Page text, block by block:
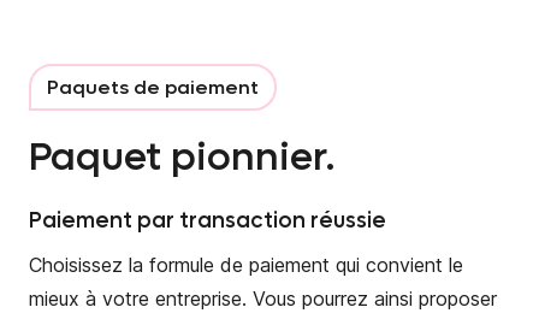
Paquets de paiement
Paquet pionnier.
Paiement par transaction réussie
Choisissez la formule de paiement qui convient le
mieux à votre entreprise. Vous pourrez ainsi proposer